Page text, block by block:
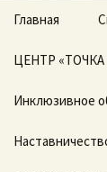
содержимому
Главная
ЦЕНТР «ТОЧКА
Общая
центре «Точка
Инклюзивное
Дорожная карта